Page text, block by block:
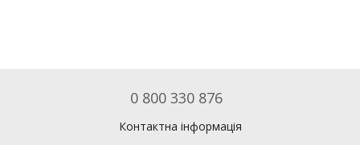
0 800 330 876
Контактна інформація